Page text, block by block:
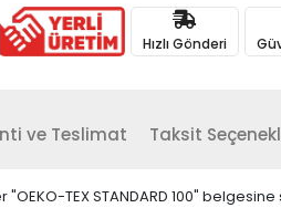
Hızlı Gönderi
ve Teslimat Taksit
TEX STANDARD 100"